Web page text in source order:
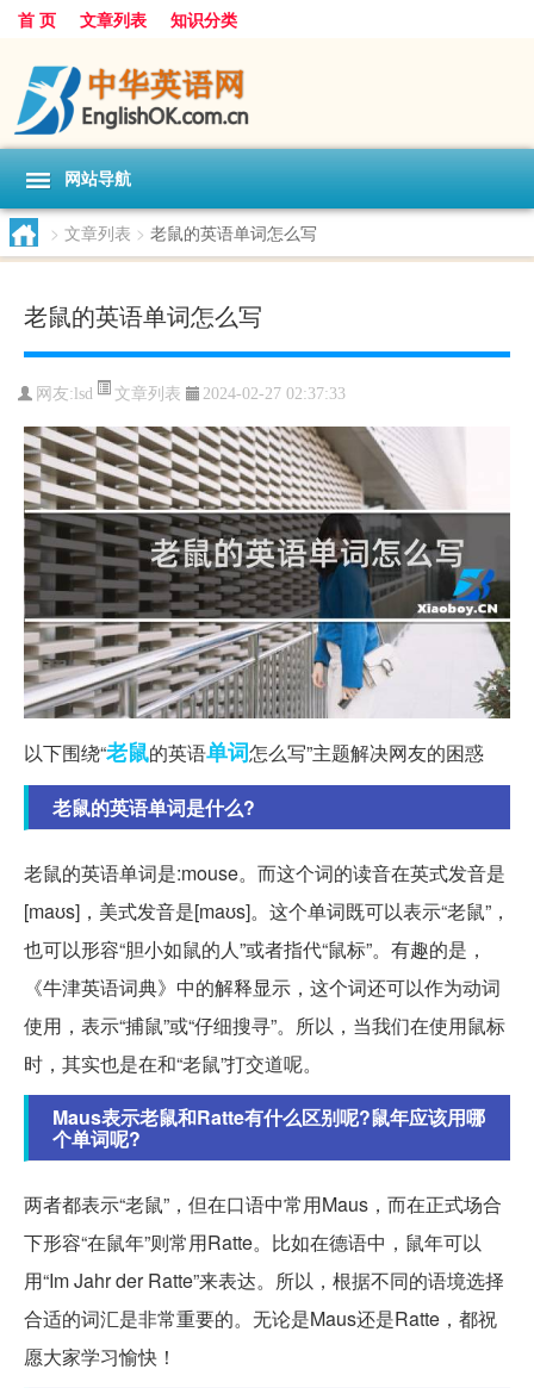
首 页 文章列表 知识分类
网站导航
> 文章列表 > 老鼠的英语单词怎么写
老鼠的英语单词怎么写
网友: lsd 文章列表 2024-02-27 02:37:33
以下围绕“老鼠的英语单词怎么写”主题解决网友的困惑
老鼠的英语单词是什么?
老鼠的英语单词是:mouse。而这个词的读音在英式发音是
[maʊs]，美式发音是[maʊs]。这个单词既可以表示“老鼠”，
也可以形容“胆小如鼠的人”或者指代“鼠标”。有趣的是，
《牛津英语词典》中的解释显示，这个词还可以作为动词
使用，表示“捕鼠”或“仔细搜寻”。所以，当我们在使用鼠标
时，其实也是在和“老鼠”打交道呢。
Maus表示老鼠和Ratte有什么区别呢?鼠年应该用哪
个单词呢?
两者都表示“老鼠”，但在口语中常用Maus，而在正式场合
下形容“在鼠年”则常用Ratte。比如在德语中，鼠年可以
用“Im Jahr der Ratte”来表达。所以，根据不同的语境选择
合适的词汇是非常重要的。无论是Maus还是Ratte，都祝
愿大家学习愉快！